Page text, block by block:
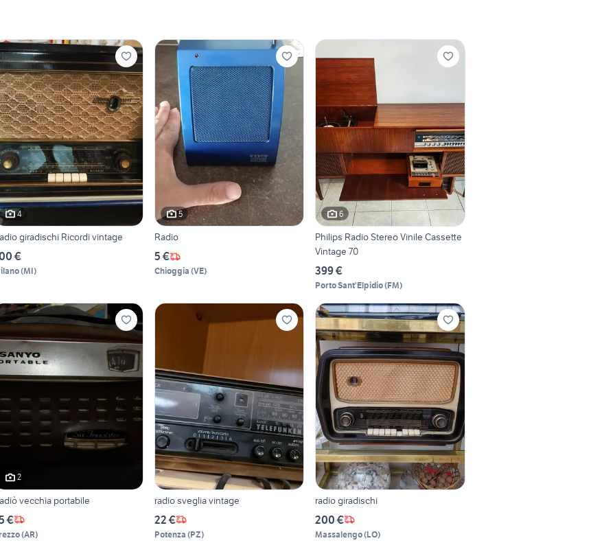
4
giradischi Ricordi vintage
€
(MI)
5
Radio
5 €
Chioggia (VE)
6
Philips Radio Stereo Vinile Cassette
Vintage 70
399 €
Porto Sant'Elpidio(FM)
2
vecchia portabile
€
(AR)
radio sveglia vintage
22 €
Potenza (PZ)
radio giradischi
200 €
Massalengo(LO)